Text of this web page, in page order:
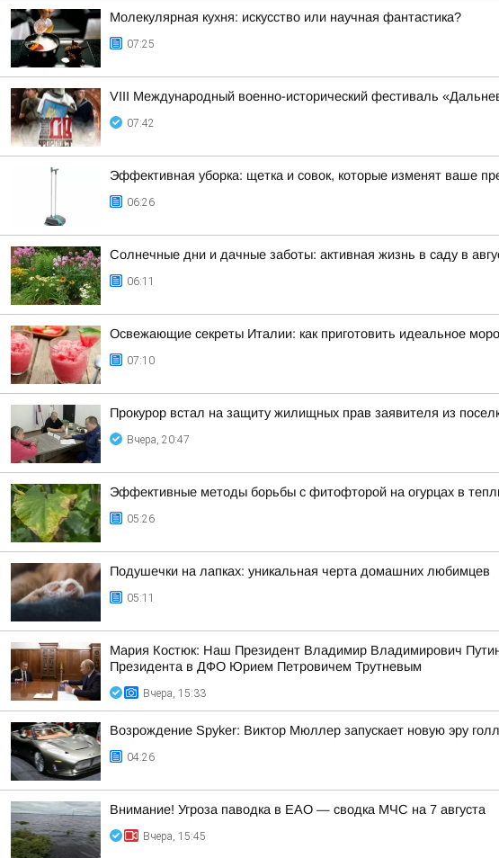
Молекулярная кухня: искусство или научная фантастика?
07:25
VIII Международный военно-исторический фестиваль
07:42
Эффективная уборка: щетка и совок, которые изменят ваше
06:26
Солнечные дни и дачные заботы: активная жизнь в саду в
06:11
Освежающие секреты Италии: как приготовить идеальное
07:10
Прокурор встал на защиту жилищных прав заявителя из
Вчера, 20:47
Эффективные методы борьбы с фитофторой на огурцах в
05:26
Подушечки на лапках: уникальная черта домашних любимцев
05:11
Мария Костюк: Наш Президент Владимир Владимирович
Президента в ДФО Юрием Петровичем Трутневым
Вчера, 15:33
Возрождение Spyker: Виктор Мюллер запускает новую эру
04:26
Внимание! Угроза паводка в ЕАО — сводка МЧС на 7 августа
Вчера, 15:45